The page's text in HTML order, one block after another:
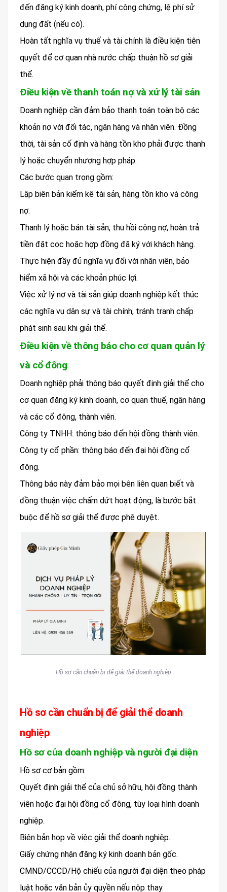
đến đăng ký kinh doanh, phí công chứng, lệ phí sử
dụng đất (nếu có).
Hoàn tất nghĩa vụ thuế và tài chính là điều kiện tiên
quyết để cơ quan nhà nước chấp thuận hồ sơ giải
thể.
Điều kiện về thanh toán nợ và xử lý tài sản
Doanh nghiệp cần đảm bảo thanh toán toàn bộ các
khoản nợ với đối tác, ngân hàng và nhân viên. Đồng
thời, tài sản cố định và hàng tồn kho phải được thanh
lý hoặc chuyển nhượng hợp pháp.
Các bước quan trọng gồm:
Lập biên bản kiểm kê tài sản, hàng tồn kho và công
nợ.
Thanh lý hoặc bán tài sản, thu hồi công nợ, hoàn trả
tiền đặt cọc hoặc hợp đồng đã ký với khách hàng.
Thực hiện đầy đủ nghĩa vụ đối với nhân viên, bảo
hiểm xã hội và các khoản phúc lợi.
Việc xử lý nợ và tài sản giúp doanh nghiệp kết thúc
các nghĩa vụ dân sự và tài chính, tránh tranh chấp
phát sinh sau khi giải thể.
Điều kiện về thông báo cho cơ quan quản lý
và cổ đông
Doanh nghiệp phải thông báo quyết định giải thể cho
cơ quan đăng ký kinh doanh, cơ quan thuế, ngân hàng
và các cổ đông, thành viên.
Công ty TNHH: thông báo đến hội đồng thành viên.
Công ty cổ phần: thông báo đến đại hội đồng cổ
đông.
Thông báo này đảm bảo mọi bên liên quan biết và
đồng thuận việc chấm dứt hoạt động, là bước bắt
buộc để hồ sơ giải thể được phê duyệt.
Hồ sơ cần chuẩn bị để giải thể doanh nghiệp
Hồ sơ cần chuẩn bị để giải thể doanh
nghiệp
Hồ sơ của doanh nghiệp và người đại diện
Hồ sơ cơ bản gồm:
Quyết định giải thể của chủ sở hữu, hội đồng thành
viên hoặc đại hội đồng cổ đông, tùy loại hình doanh
nghiệp.
Biên bản họp về việc giải thể doanh nghiệp.
Giấy chứng nhận đăng ký kinh doanh bản gốc.
CMND/CCCD/Hộ chiếu của người đại diện theo pháp
luật hoặc văn bản ủy quyền nếu nộp thay.